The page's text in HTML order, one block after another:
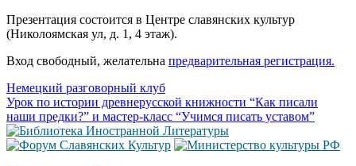
Презентация состоится в Центре славянских культур
(Николоямская ул, д. 1, 4 этаж).
Вход свободный, желательна предварительная регистрация.
Навигация
по
записям
Немецкий разговорный клуб
Урок по истории древнерусской книжности “Как писали
наши предки?” и мастер-класс “Учимся писать уставом”